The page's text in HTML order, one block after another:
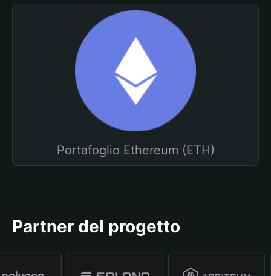
Portafoglio Ethereum (ETH)
Partner del progetto